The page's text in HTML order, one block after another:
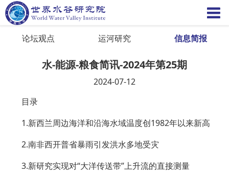
论坛观点 运河研究 信息简报
水-能源-粮食简讯-2024年第25期
2024-07-12
目录
1.新西兰周边海洋和沿海水域温度创1982年以来新高
2.南非西开普省暴雨引发洪水多地受灾
3.新研究实现对“大洋传送带”上升流的直接测量